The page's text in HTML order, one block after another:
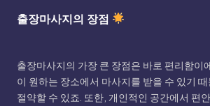
출장마사지의 장점
출장마사지의 가장 큰 장점은 바로 편리함이
이 원하는 장소에서 마사지를 받을 수 있기
절약할 수 있죠. 또한, 개인적인 공간에서 편